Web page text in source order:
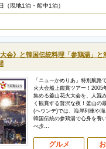
（現地1泊・船中1泊）
大会》と韓国伝統料理「参鶏湯」
「ニューかめりあ」特別航路
火大会船上鑑賞ツアー！2005
集める釜山花火大会を、人混
く観賞する贅沢な夜！釜山の
(ヘウンデ)では、海岸列車や海
韓国伝統の参鶏湯で心身を養
べ歩…
グルメ